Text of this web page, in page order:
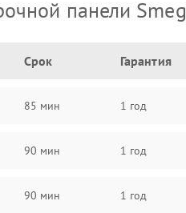
панели Smeg
Срок Гарантия
85 мин 1 год
90 мин 1 год
90 мин 1 год